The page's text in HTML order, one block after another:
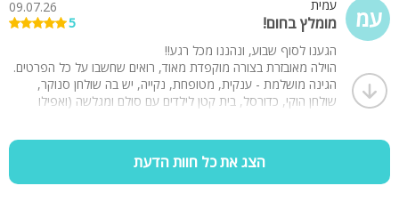
לינה מותאמת עד 25 מבוגרים ילדים ותינוקות
האירוח מתאים לנופש משפחות, שבתות חתן, ציבור דתי, ימי כיף
וגיבוש. אירועי חוץ עד 35 אורחים
(יש אפשרות ללולים וכיסאות אוכל )
הבריכה מגודרת ובטיחותית
נחזור שוב!!
עמ עמית
מומלץ בחום!
09.07.26
5
הגענו לסוף שבוע, ונהננו מכל רגע!!
הוילה מאובזרת בצורה מוקפדת מאוד, רואים שחשבו על כל הפרטים.
הגינה מושלמת - ענקית, מטופחת, נקייה, יש בה שולחן סנוקר,
שולחן הוקי, כדורסל, בית קטן לילדים עם סולם ומגלשה (ואפילו
הארץ, שרק רוצים לעזור. בע"ה בהחלט נחזור לשם!! תודה רבה לכם
הצג את כל חוות הדעת